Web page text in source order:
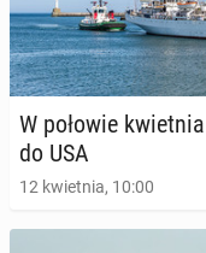
W połowie
do USA
12 kwietnia, 10:00